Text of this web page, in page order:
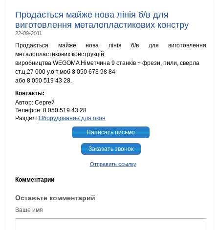
Продається майже нова лінія б/в для
виготовлення металопластикових констру
22-09-2011
Продається майже нова лінія б/в для виготовлення
металопластикових конструкцій
виробництва WEGOMA Німетчина 9 станків + фрези, пили, сверла
ст.ц.27 000 у.о т.моб 8 050 673 98 84
або 8 050 519 43 28.
Контакты:
Автор: Сергей
Телефон: 8 050 519 43 28
Раздел: Оборудование для окон
Написать письмо
Заказать звонок
Отправить ссылку
Комментарии
Оставьте комментарий
Ваше имя